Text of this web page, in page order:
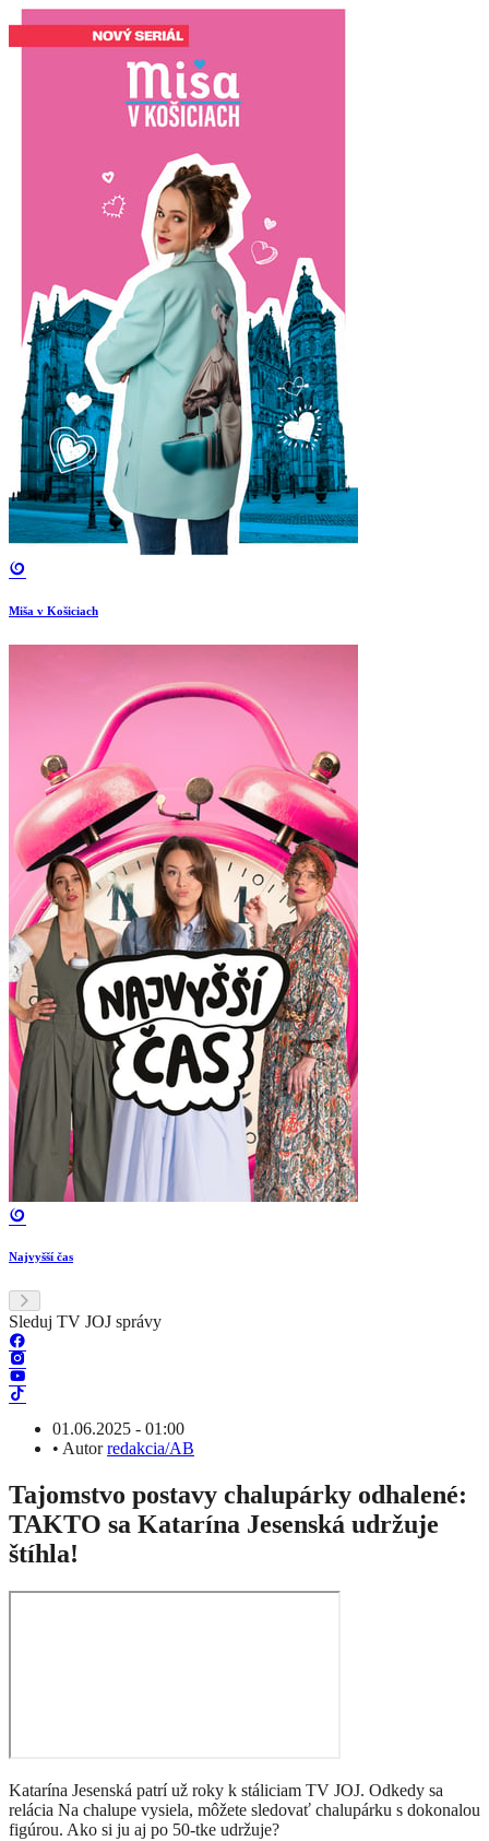
Miša v Košiciach
Najvyšší čas
Sleduj TV JOJ správy
01.06.2025 - 01:00
• Autorredakcia/AB
Tajomstvo postavy chalupárky odhalené:
TAKTO sa Katarína Jesenská udržuje
štíhla!
Katarína Jesenská patrí už roky k stáliciam TV JOJ. Odkedy sa
relácia Na chalupe vysiela, môžete sledovať chalupárku s dokonalou
figúrou. Ako si ju aj po 50-tke udržuje?